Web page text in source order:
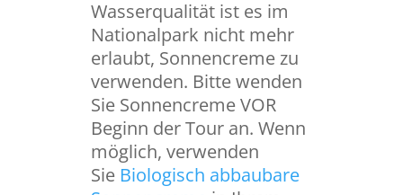
Wasserqualität ist es im
Nationalpark nicht mehr
erlaubt, Sonnencreme zu
verwenden. Bitte wenden
Sie Sonnencreme VOR
Beginn der Tour an. Wenn
möglich, verwenden
Sie Biologisch abbaubare